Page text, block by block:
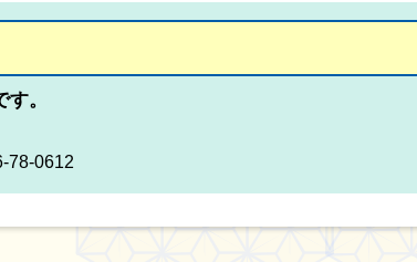
す。
78-0612